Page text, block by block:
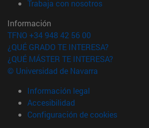
Trabaja con nosotros(abre en
Información
TFNO +34 948 42 56 00
¿QUÉ GRADO TE INTERESA?
¿QUÉ MÁSTER TE INTERESA?
© Universidad de Navarra
Información legal
Accesibilidad
Configuración de cookies